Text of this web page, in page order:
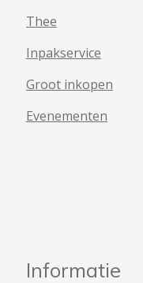
Thee
Inpakservice
Groot inkopen
Evenementen
Informatie